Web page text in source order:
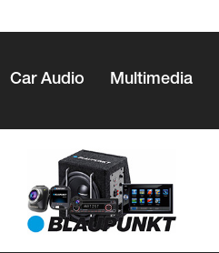
Car Audio Multimedia